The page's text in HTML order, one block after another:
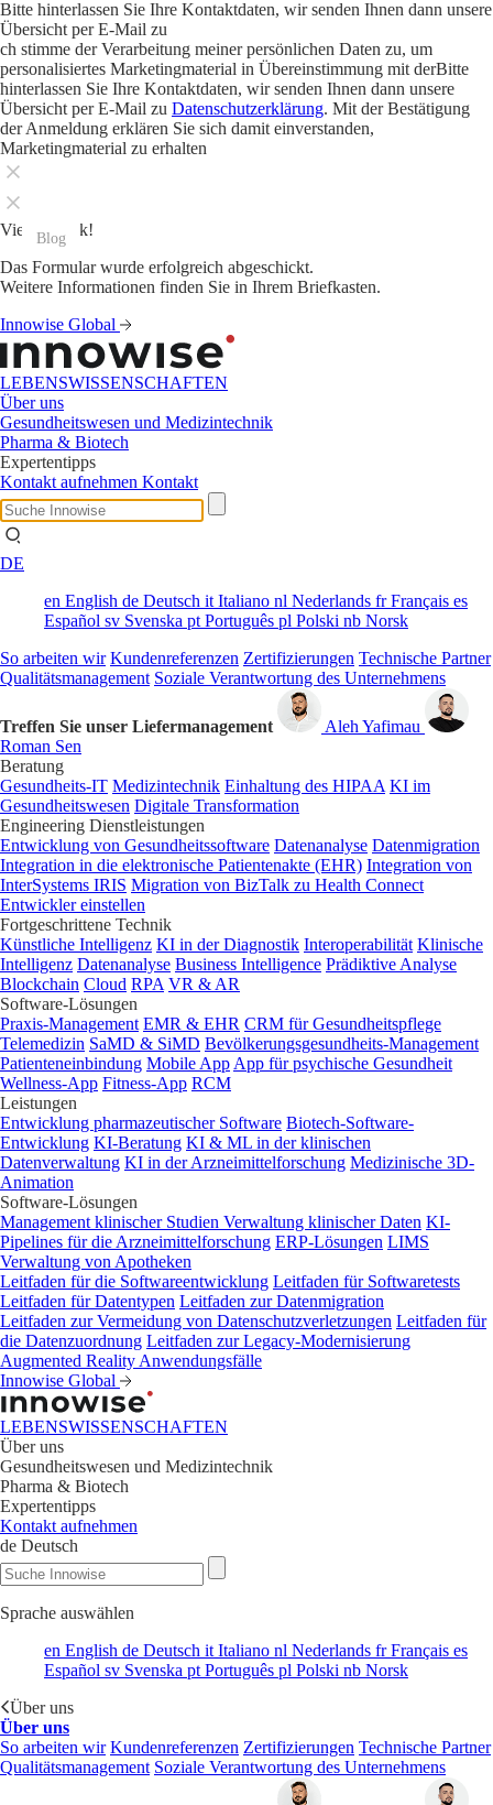
Bitte hinterlassen Sie Ihre Kontaktdaten, wir senden Ihnen dann unsere
Übersicht per E-Mail zu
ch stimme der Verarbeitung meiner persönlichen Daten zu, um
personalisiertes Marketingmaterial in Übereinstimmung mit derBitte
hinterlassen Sie Ihre Kontaktdaten, wir senden Ihnen dann unsere
Übersicht per E-Mail zu Datenschutzerklärung. Mit der Bestätigung
der Anmeldung erklären Sie sich damit einverstanden,
Marketingmaterial zu erhalten
Vielen Dank!
Das Formular wurde erfolgreich abgeschickt.
Weitere Informationen finden Sie in Ihrem Briefkasten.
Innowise Global
LEBENSWISSENSCHAFTEN
Über uns
Gesundheitswesen und Medizintechnik
Pharma & Biotech
Expertentipps
Kontakt aufnehmen Kontakt
DE
en English de Deutsch it Italiano nl Nederlands frFrançais es
Español sv Svenska pt Português pl Polski nb Norsk
So arbeiten wir Kundenreferenzen Zertifizierungen Technische Partner
Qualitätsmanagement Soziale Verantwortung des Unternehmens
Treffen Sie unser Liefermanagement
Aleh Yafimau
Roman Sen
Beratung
Gesundheits-IT Medizintechnik Einhaltung des HIPAA KI im
Gesundheitswesen Digitale Transformation
Engineering Dienstleistungen
Entwicklung von Gesundheitssoftware Datenanalyse Datenmigration
Integration in die elektronische Patientenakte (EHR) Integration von
InterSystems IRIS Migration von BizTalk zu Health Connect
Entwickler einstellen
Fortgeschrittene Technik
Künstliche Intelligenz KI in der Diagnostik Interoperabilität Klinische
Intelligenz Datenanalyse Business Intelligence Prädiktive Analyse
Blockchain Cloud RPA VR & AR
Software-Lösungen
Praxis-Management EMR & EHR CRM für Gesundheitspflege
Telemedizin SaMD & SiMD Bevölkerungsgesundheits-Management
Patienteneinbindung Mobile App App für psychische Gesundheit
Wellness-App Fitness-App RCM
Leistungen
Entwicklung pharmazeutischer Software Biotech-Software-
Entwicklung KI-Beratung KI & ML in der klinischen
Datenverwaltung KI in der Arzneimittelforschung Medizinische 3D-
Animation
Software-Lösungen
Management klinischer Studien Verwaltung klinischer Daten KI-
Pipelines für die Arzneimittelforschung ERP-Lösungen LIMS
Verwaltung von Apotheken
Leitfaden für die Softwareentwicklung Leitfaden für Softwaretests
Leitfaden für Datentypen Leitfaden zur Datenmigration
Leitfaden zur Vermeidung von Datenschutzverletzungen Leitfaden für
die Datenzuordnung Leitfaden zur Legacy-Modernisierung
Augmented Reality Anwendungsfälle
Innowise Global
LEBENSWISSENSCHAFTEN
Über uns
Gesundheitswesen und Medizintechnik
Pharma & Biotech
Expertentipps
Kontakt aufnehmen
de Deutsch
Sprache auswählen
en English de Deutsch it Italiano nl Nederlands frFrançais es
Español sv Svenska pt Português pl Polski nb Norsk
Über uns
Über uns
So arbeiten wir Kundenreferenzen Zertifizierungen Technische Partner
Qualitätsmanagement Soziale Verantwortung des Unternehmens
Blog
Blog
Blog
Blog
Blog
Blog
Blog
Blog
Blog
Blog
Blog
Blog